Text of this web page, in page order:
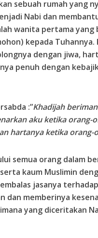
sebuah rumah yang
Nabi dan
wanita pertama
kepada
dengan jiwa,
penuh dengan
:”Khadijah
aku ketika orang-
hartanya ketika
semua orang dalam
kaum Muslimin
jasanya
dan memberinya
yang diceritakan